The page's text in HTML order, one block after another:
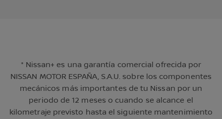
* Nissan+ es una garantía comercial ofrecida por
NISSAN MOTOR ESPAÑA, S.A.U. sobre los componentes
mecánicos más importantes de tu Nissan por un
periodo de 12 meses o cuando se alcance el
kilometraje previsto hasta el siguiente mantenimiento